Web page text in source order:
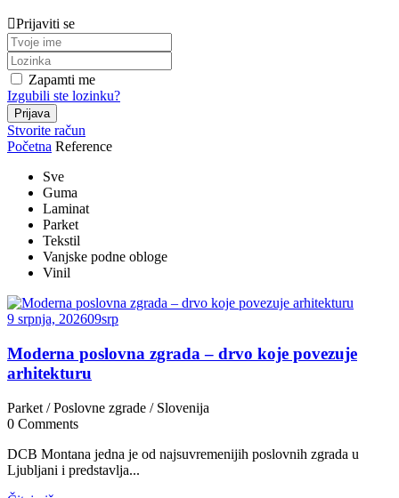
Prijaviti se
Zapamti me
Izgubili ste lozinku?
Stvorite račun
Početna Reference
Sve
Guma
Laminat
Parket
Tekstil
Vanjske podne obloge
Vinil
9 srpnja, 202609srp
Moderna poslovna zgrada – drvo koje povezuje
arhitekturu
Parket / Poslovne zgrade / Slovenija
0 Comments
DCB Montana jedna je od najsuvremenijih poslovnih zgrada u
Ljubljani i predstavlja...